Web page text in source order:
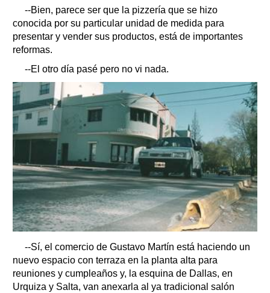
--Bien, parece ser que la pizzería que se hizo
conocida por su particular unidad de medida para
presentar y vender sus productos, está de importantes
reformas.
--El otro día pasé pero no vi nada.
--Sí, el comercio de Gustavo Martín está haciendo un
nuevo espacio con terraza en la planta alta para
reuniones y cumpleaños y, la esquina de Dallas, en
Urquiza y Salta, van anexarla al ya tradicional salón